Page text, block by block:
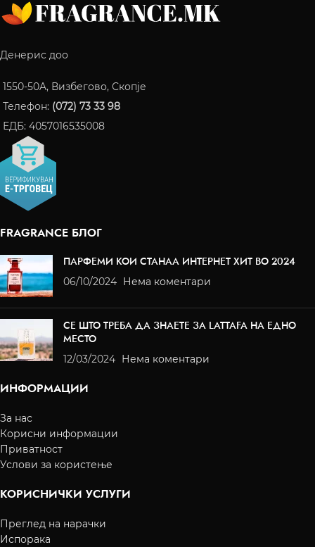
Денерис доо
1550-50A, Визбегово, Скопје
Телефон: (072) 73 33 98
ЕДБ: 4057016535008
FRAGRANCE БЛОГ
ПАРФЕМИ КОИ СТАНАА ИНТЕРНЕТ ХИТ ВО 2024
06/10/2024 Нема коментари
СЕ ШТО ТРЕБА ДА ЗНАЕТЕ ЗА LATTAFA НА ЕДНО
МЕСТО
12/03/2024 Нема коментари
ИНФОРМАЦИИ
За нас
Корисни информации
Приватност
Услови за користење
КОРИСНИЧКИ УСЛУГИ
Преглед на нарачки
Испорака